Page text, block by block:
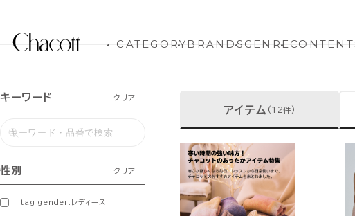
CATEGORYBRANDSGENRE
キーワード クリア
性別 クリア
tag_gender:レディース
アイテム (12件)